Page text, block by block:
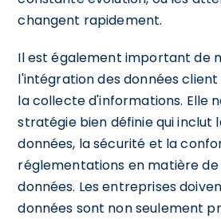
changent rapidement.
Il est également important de
l'intégration des données
la collecte d'informations. Elle
stratégie bien définie qui inclut
données, la sécurité et la
réglementations en matière
données. Les entreprises
données sont non seulement